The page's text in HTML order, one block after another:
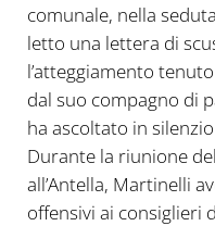
comunale, nella
letto una lettera di
l’atteggiamento
dal suo compagno di
ha ascoltato in
Durante la riunione
all’Antella, Martinelli
offensivi ai consiglieri